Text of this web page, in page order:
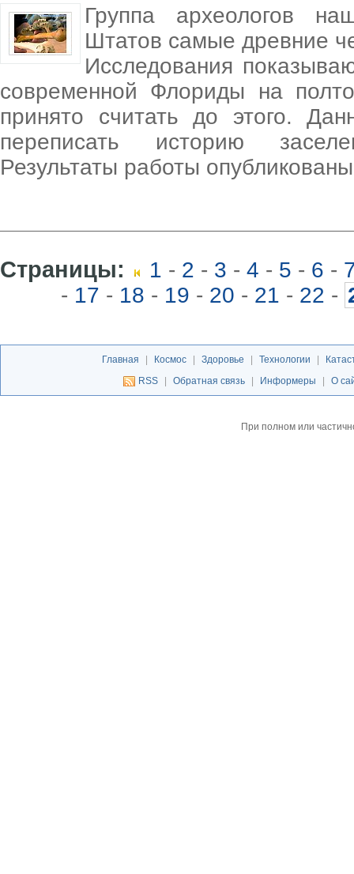
Группа археологов
Штатов самые древние
Исследования
современной Флориды на
принято считать до этого.
переписать историю
Результаты работы
Страницы: 1 - 2 - 3 - 4 - 5 - 6 -
- 17 - 18 - 19 - 20 - 21 - 22 -
Главная Космос Здоровье Технологии
RSS
Обратная связь Информеры О
При полном или